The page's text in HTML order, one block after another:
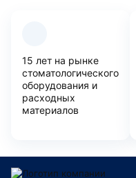
15 лет на рынке
стоматологического
оборудования и
расходных
материалов